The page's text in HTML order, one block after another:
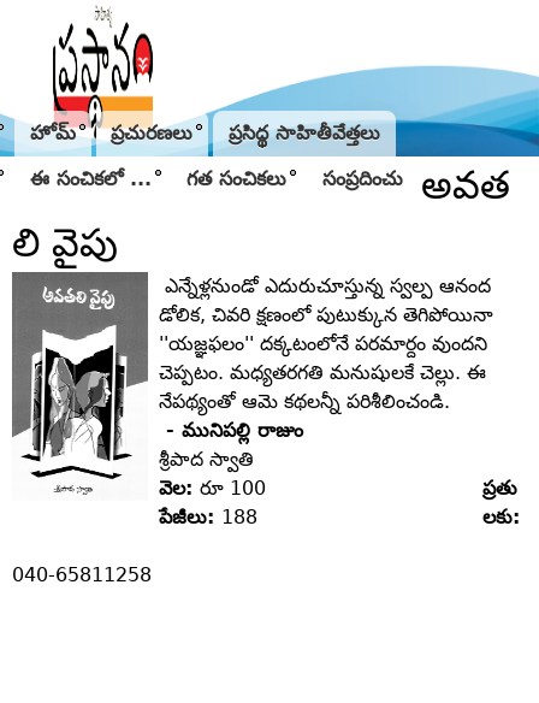
హోమ్ ప్రచురణలు ప్రసిద్థ సాహితీవేత్తలు
ఈ సంచికలో ... గత సంచికలు సంప్రదించు
అవత
లి వైపు
ఎన్నేళ్లనుండో ఎదురుచూస్తున్న స్వల్ప ఆనంద
డోలిక, చివరి క్షణంలో పుటుక్కున తెగిపోయినా
''యజ్ఞఫలం'' దక్కటంలోనే పరమార్దం వుందని
చెప్పటం. మధ్యతరగతి మనుషులకే చెల్లు. ఈ
నేపథ్యంతో ఆమె కథలన్నీ పరిశీలించండి.
- మునిపల్లి రాజుం
శ్రీపాద స్వాతి
వెల: రూ 100
పేజీలు: 188
ప్రతు
లకు:
040-65811258